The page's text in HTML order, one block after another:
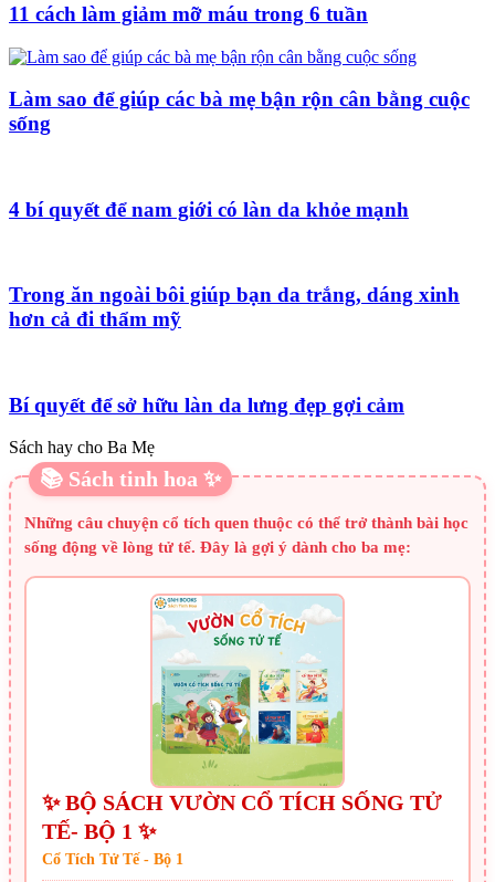
11 cách làm giảm mỡ máu trong 6 tuần
Làm sao để giúp các bà mẹ bận rộn cân bằng cuộc
sống
4 bí quyết để nam giới có làn da khỏe mạnh
Trong ăn ngoài bôi giúp bạn da trắng, dáng xinh
hơn cả đi thẩm mỹ
Bí quyết để sở hữu làn da lưng đẹp gợi cảm
Sách hay cho Ba Mẹ
📚 Sách tinh hoa ✨
Những câu chuyện cổ tích quen thuộc có thể trở thành bài học
sống động về lòng tử tế. Đây là gợi ý dành cho ba mẹ:
✨ BỘ SÁCH VƯỜN CỔ TÍCH SỐNG TỬ
TẾ- BỘ 1 ✨
Cổ Tích Tử Tế - Bộ 1